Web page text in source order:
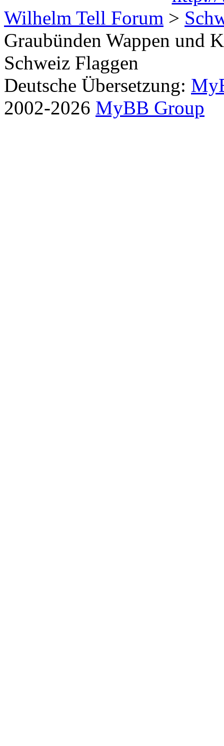
Wilhelm Tell Forum >
Graubünden Wappen und
Schweiz Flaggen
Deutsche Übersetzung:
2002-2026 MyBB Group